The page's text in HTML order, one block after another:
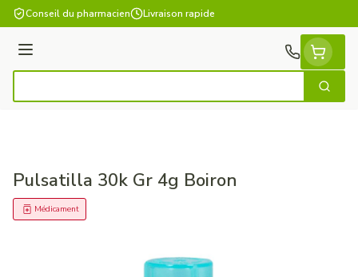
Aller au contenu
Conseil du pharmacien Livraison rapide
Menu
Pulsatilla 30k Gr 4g Boiron
Médicament